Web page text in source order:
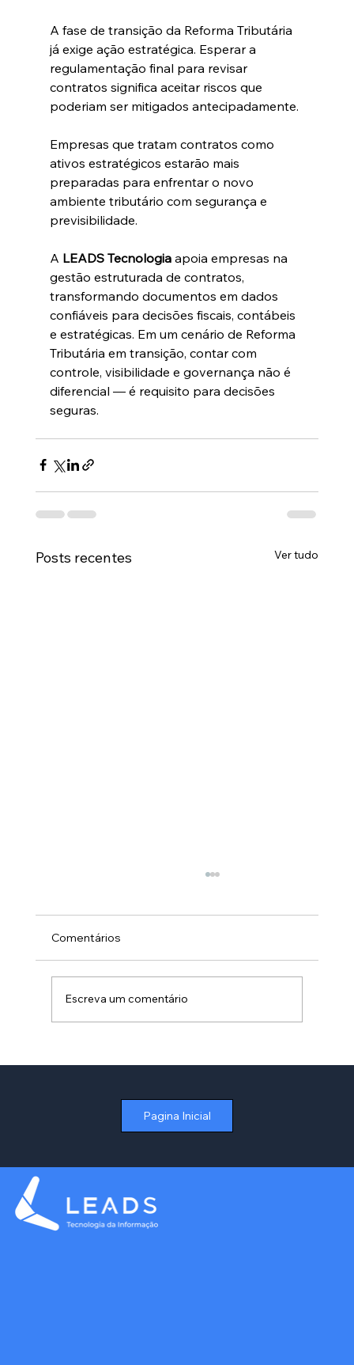
Pagina Inicial
A fase de transição da Reforma Tributária
já exige ação estratégica. Esperar a
regulamentação final para revisar
contratos significa aceitar riscos que
poderiam ser mitigados antecipadamente.
Empresas que tratam contratos como
ativos estratégicos estarão mais
preparadas para enfrentar o novo
ambiente tributário com segurança e
previsibilidade.
A LEADS Tecnologia apoia empresas na
gestão estruturada de contratos,
transformando documentos em dados
confiáveis para decisões fiscais, contábeis
e estratégicas. Em um cenário de Reforma
Tributária em transição, contar com
controle, visibilidade e governança não é
diferencial — é requisito para decisões
seguras.
Posts recentes Ver tudo
Planilhas
Comentários
Escreva um comentário